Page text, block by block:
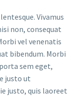
Vivamus
non, consequat
vel venenatis
bibendum. Morbi
sem eget,
justo ut
justo, quis laoreet